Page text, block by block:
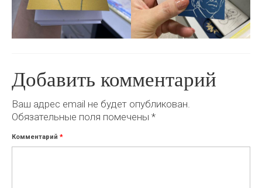
Добавить комментарий
Ваш адрес email не будет опубликован.
Обязательные поля помечены *
Комментарий *